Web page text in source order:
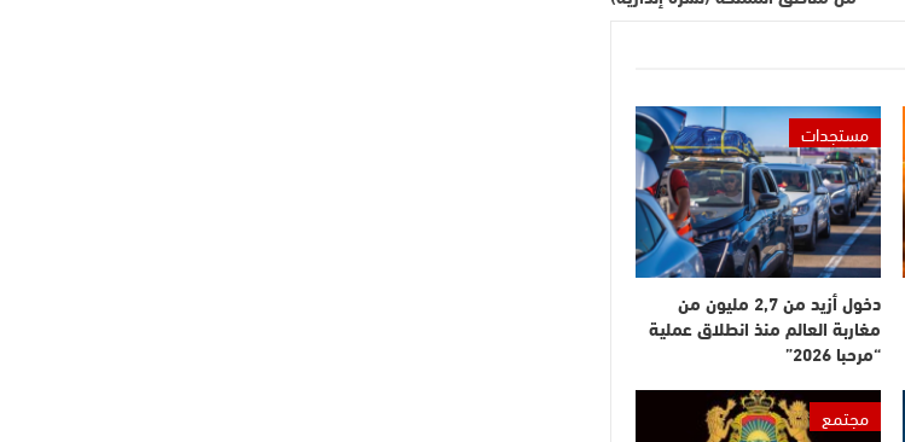
مستجدات
دخول أزيد من 2,7 مليون من
مغاربة العالم منذ انطلاق عملية
“مرحبا 2026”
مجتمع